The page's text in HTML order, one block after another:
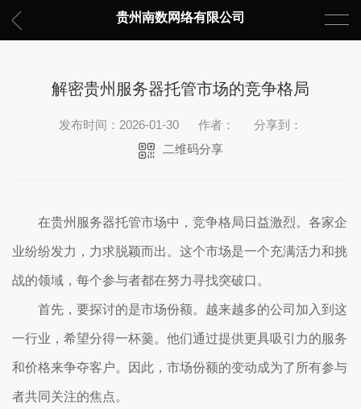
贵州南数网络有限公司
解密贵州服务器托管市场的竞争格局
发布时间：2026-01-30 作者：
分享到：
二维码分享
在贵州服务器托管市场中，竞争格局日益激烈。各家企
业纷纷发力，力求脱颖而出。这个市场是一个充满活力和挑
战的领域，每个参与者都在努力寻找突破口。
首先，要探讨的是市场份额。越来越多的公司加入到这
一行业，希望分得一杯羹。他们通过提供更具吸引力的服务
和价格来争夺客户。因此，市场份额的变动成为了所有参与
者共同关注的焦点。